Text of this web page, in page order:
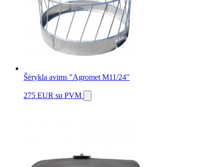
Šėrykla avims "Agromet M11/24"
275 EUR su PVM